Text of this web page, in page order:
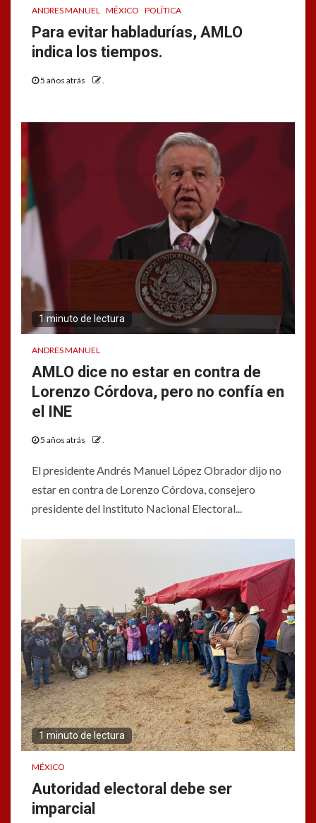
ANDRES MANUEL MÉXICO POLÍTICA
Para evitar habladurías, AMLO
indica los tiempos.
5 años atrás .
1 minuto de lectura
ANDRES MANUEL
AMLO dice no estar en contra de
Lorenzo Córdova, pero no confía en
el INE
5 años atrás .
El presidente Andrés Manuel López Obrador dijo no
estar en contra de Lorenzo Córdova, consejero
presidente del Instituto Nacional Electoral...
1 minuto de lectura
MÉXICO
Autoridad electoral debe ser
imparcial